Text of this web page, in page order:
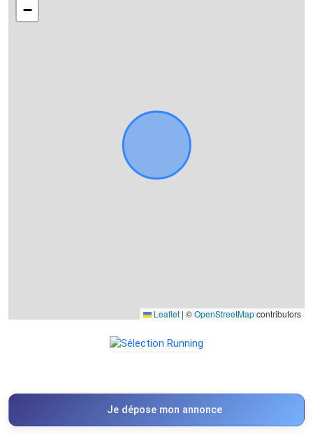
−
Leaflet | ©OpenStreetMapcontributors
Je dépose mon annonce